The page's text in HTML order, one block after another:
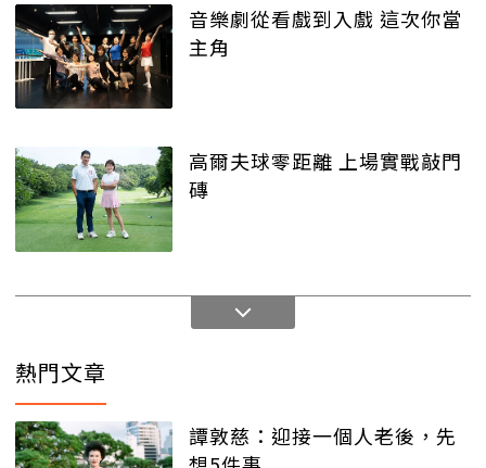
音樂劇從看戲到入戲 這次你當
主角
高爾夫球零距離 上場實戰敲門
磚
熱門文章
譚敦慈：迎接一個人老後，先